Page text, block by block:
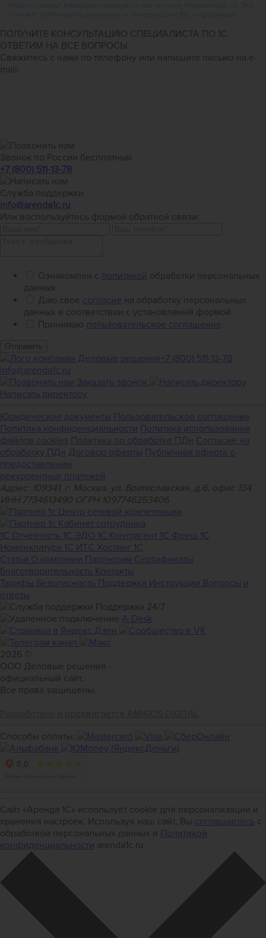
Нашли ошибку? Напишите пожалуйста нам на почту info@arenda1c.ru. Это
поможет публиковать актуальную и полезную для Вас информацию.
ПОЛУЧИТЕ КОНСУЛЬТАЦИЮ СПЕЦИАЛИСТА ПО 1С
ОТВЕТИМ НА ВСЕ ВОПРОСЫ
Свяжитесь с нами по телефону или напишите письмо на e-
mail:
Звонок по России бесплатный
+7 (800) 511-13-78
Служба поддержки
info@arenda1c.ru
Или воспользуйтесь формой обратной связи:
Ознакомлен с политикой обработки персональных
данных
Даю свое согласие на обработку персональных
данных в соответствии с установленнй формой
Принимаю пользовательское соглашение
Отправить
+7 (800) 511-13-78
info@arenda1c.ru
Заказать звонок
Написать директору
Юридические документы Пользовательское соглашение
Политика конфиденциальности Политика использования
файлов cookies Политика по обработке ПДн Cогласие на
обработку ПДн Договор оферты Публичная оферта о
предоставлении
рекуррентных платежей
Адрес: 109341, г. Москва, ул. Братиславская, д.6, офис 134
ИНН 7734613490 ОГРН 1097746253406
1С Отчетность 1С ЭДО 1С Контрагент 1С Фреш 1С
Номенклатура 1С ИТС Хостинг 1С
Статьи О компании Партнерам Сертификаты
Благотворительность Контакты
Тарифы Безопасность Поддержка Инструкции Вопросы и
ответы
Поддержка 24/7
A-Desk
2026 ©
ООО Деловые решения -
официальный сайт.
Все права защищены.
Способы оплаты:
Сайт «Аренда 1С» использует cookie для персонализации и
хранения настроек. Используя наш сайт, Вы соглашаетесь с
обработкой персональных данных и Политикой
конфиденциальности arenda1c.ru.